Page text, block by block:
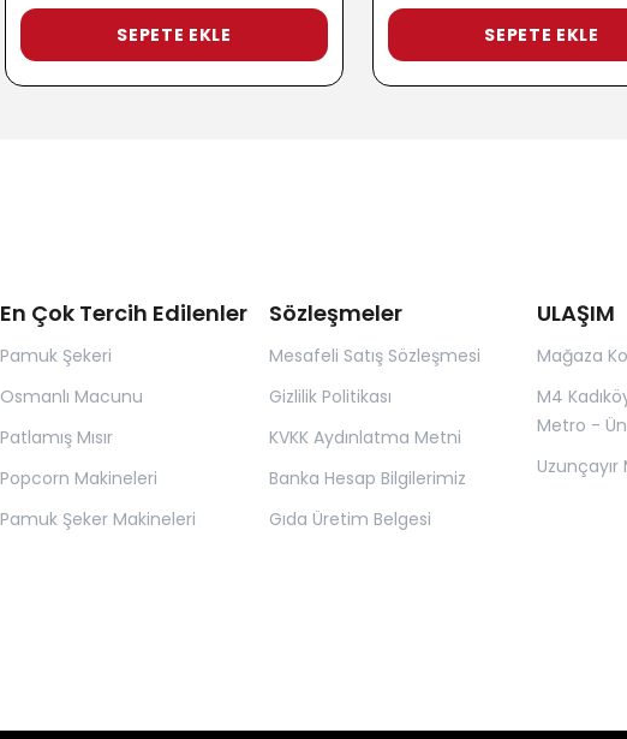
SEPETE EKLE SEPETE EKLE
En Çok Tercih Edilenler
Pamuk Şekeri
Osmanlı Macunu
Patlamış Mısır
Popcorn Makineleri
Pamuk Şeker Makineleri
Sözleşmeler
Mesafeli Satış Sözleşmesi
Gizlilik Politikası
KVKK Aydınlatma Metni
Banka Hesap Bilgilerimiz
Gıda Üretim Belgesi
ULAŞIM
Mağaza
M4
Metro -